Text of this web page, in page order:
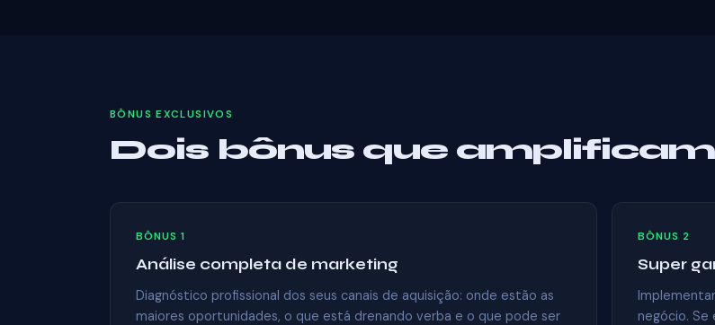
BÔNUS EXCLUSIVOS
Dois bônus que
BÔNUS 1
Análise completa de marketing
Diagnóstico profissional dos seus canais de aquisição: onde estão as
maiores oportunidades, o que está drenando verba e o que pode ser
BÔNUS 2
Super
negócio. Se